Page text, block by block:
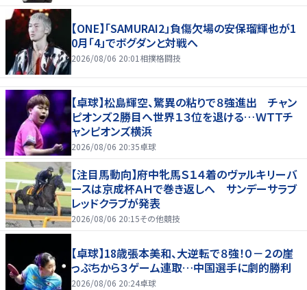
【ONE】「SAMURAI2」負傷欠場の安保瑠輝也が1
0月「4」でボグダンと対戦へ
2026/08/06 20:01 相撲格闘技
【卓球】松島輝空、驚異の粘りで８強進出 チャン
ピオンズ２勝目へ世界１３位を退ける…ＷＴＴチ
ャンピオンズ横浜
2026/08/06 20:35卓球
【注目馬動向】府中牝馬Ｓ１４着のヴァルキリーバ
ースは京成杯ＡＨで巻き返しへ サンデーサラブ
レッドクラブが発表
2026/08/06 20:15その他競技
【卓球】18歳張本美和、大逆転で８強！０－２の崖
っぷちから３ゲーム連取…中国選手に劇的勝利
2026/08/06 20:24卓球